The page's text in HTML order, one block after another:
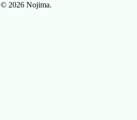
© 2026 Nojima.